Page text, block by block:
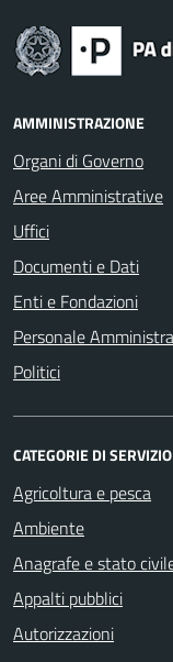
AMMINISTRAZIONE
Organi di Governo
Aree Amministrative
Uffici
Documenti e Dati
Enti e Fondazioni
Personale
Politici
CATEGORIE DI SERVIZIO
Agricoltura e pesca
Ambiente
Anagrafe e stato
Appalti pubblici
Autorizzazioni